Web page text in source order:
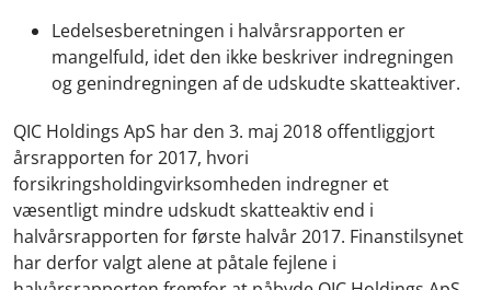
Ledelsesberetningen i halvårsrapporten er
mangelfuld, idet den ikke beskriver indregningen
og genindregningen af de udskudte skatteaktiver.
QIC Holdings ApS har den 3. maj 2018 offentliggjort
årsrapporten for 2017, hvori
forsikringsholdingvirksomheden indregner et
væsentligt mindre udskudt skatteaktiv end i
halvårsrapporten for første halvår 2017. Finanstilsynet
har derfor valgt alene at påtale fejlene i